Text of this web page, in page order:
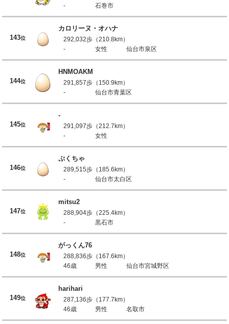
-
石巻市
143位
カロリーヌ・オハナ
292,032歩（210.8km）
-
女性 仙台市泉区
144位
HNMOAKM
291,857歩（150.9km）
-
仙台市青葉区
145位
-
291,097歩（212.7km）
-
女性
146位
ぷくちゃ
289,515歩（185.6km）
-
仙台市太白区
147位
mitsu2
288,904歩（225.4km）
-
黒石市
148位
がっくん76
288,836歩（167.6km）
46歳
男性 仙台市宮城野区
149位
harihari
287,136歩（177.7km）
46歳
男性 名取市